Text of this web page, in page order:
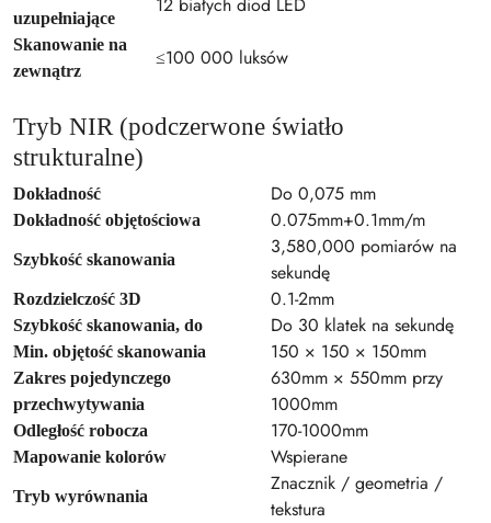
uzupełniające
Skanowanie na
zewnątrz
≤100 000 luksów
Tryb NIR (podczerwone światło
strukturalne)
Dokładność Do 0,075 mm
Dokładność objętościowa 0.075mm+0.1mm/m
Szybkość skanowania
3,580,000 pomiarów na
sekundę
Rozdzielczość 3D 0.1-2mm
Szybkość skanowania, do Do 30 klatek na sekundę
Min. objętość skanowania 150 × 150 × 150mm
Zakres pojedynczego
przechwytywania
630mm × 550mm przy
1000mm
Odległość robocza 170-1000mm
Mapowanie kolorów Wspierane
Tryb wyrównania
Znacznik / geometria /
tekstura